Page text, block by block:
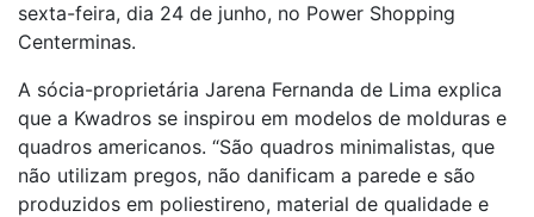
sexta-feira, dia 24 de junho, no Power Shopping
Centerminas.
A sócia-proprietária Jarena Fernanda de Lima explica
que a Kwadros se inspirou em modelos de molduras e
quadros americanos. “São quadros minimalistas, que
não utilizam pregos, não danificam a parede e são
produzidos em poliestireno, material de qualidade e